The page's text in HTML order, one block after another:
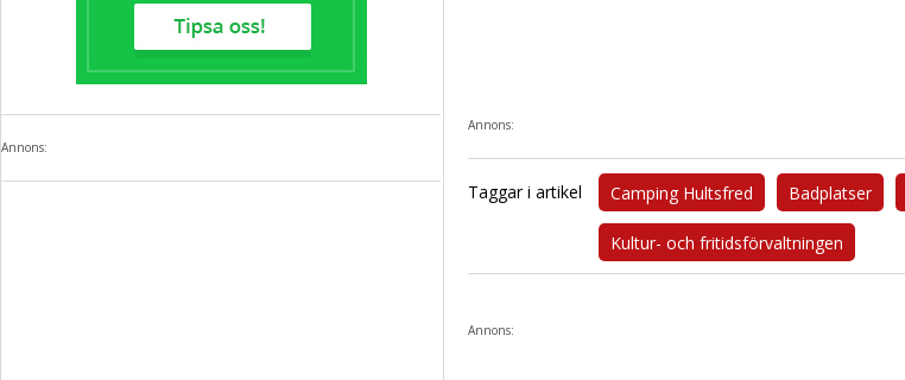
Annons:
Annons:
Taggar i artikel Camping Hultsfred Badplatser
Kultur- och fritidsförvaltningen
Annons: